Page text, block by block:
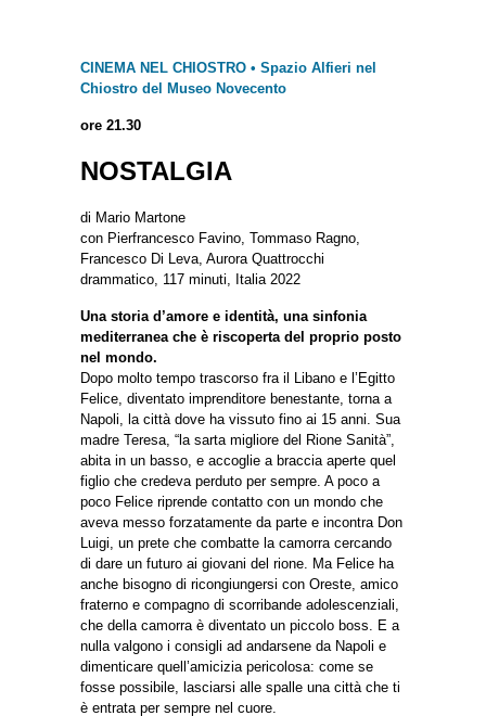
CINEMA NEL CHIOSTRO • Spazio Alfieri nel
Chiostro del Museo Novecento
ore 21.30
NOSTALGIA
di Mario Martone
con Pierfrancesco Favino, Tommaso Ragno,
Francesco Di Leva, Aurora Quattrocchi
drammatico, 117 minuti, Italia 2022
Una storia d’amore e identità, una sinfonia
mediterranea che è riscoperta del proprio posto
nel mondo.
Dopo molto tempo trascorso fra il Libano e l’Egitto
Felice, diventato imprenditore benestante, torna a
Napoli, la città dove ha vissuto fino ai 15 anni. Sua
madre Teresa, “la sarta migliore del Rione Sanità”,
abita in un basso, e accoglie a braccia aperte quel
figlio che credeva perduto per sempre. A poco a
poco Felice riprende contatto con un mondo che
aveva messo forzatamente da parte e incontra Don
Luigi, un prete che combatte la camorra cercando
di dare un futuro ai giovani del rione. Ma Felice ha
anche bisogno di ricongiungersi con Oreste, amico
fraterno e compagno di scorribande adolescenziali,
che della camorra è diventato un piccolo boss. E a
nulla valgono i consigli ad andarsene da Napoli e
dimenticare quell’amicizia pericolosa: come se
fosse possibile, lasciarsi alle spalle una città che ti
è entrata per sempre nel cuore.